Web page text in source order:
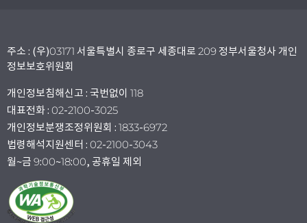
주소 : (우)03171 서울특별시 종로구 세종대로 209 정부서울청사 개인
정보보호위원회
개인정보침해신고 : 국번없이 118
대표전화 : 02-2100-3025
개인정보분쟁조정위원회 : 1833-6972
법령해석지원센터 : 02-2100-3043
월~금 9:00~18:00, 공휴일 제외